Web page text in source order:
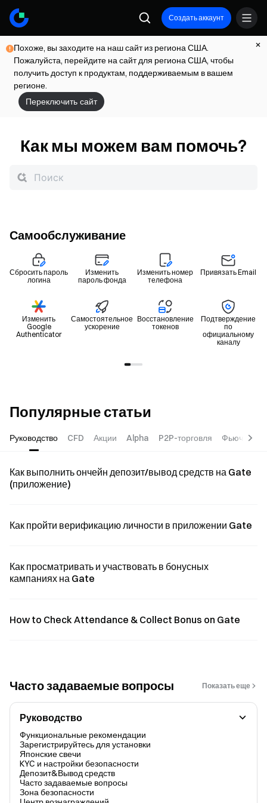
Создать аккаунт
Похоже, вы заходите на наш сайт из региона США.
Пожалуйста, перейдите на сайт для региона США, чтобы
получить доступ к продуктам, поддерживаемым в вашем
регионе.
Переключить сайт
Как мы можем вам помочь?
Самообслуживание
Сбросить пароль
логина
Изменить
пароль фонда
Изменить номер
телефона
Привязать Email
Изменить
Google
Authenticator
Самостоятельное
ускорение
Восстановление
токенов
Подтверждение
по
официальному
каналу
Популярные статьи
Руководство CFD Акции Alpha P2P-торговля Фьючерсы
Как выполнить ончейн депозит/вывод средств на Gate
(приложение)
Как пройти верификацию личности в приложении Gate
Как просматривать и участвовать в бонусных
кампаниях на Gate
How to Check Attendance & Collect Bonus on Gate
Часто задаваемые вопросы Показать еще
Руководство
Функциональные рекомендации
Зарегистрируйтесь для установки
Японские свечи
KYC и настройки безопасности
Депозит&Вывод средств
Часто задаваемые вопросы
Зона безопасности